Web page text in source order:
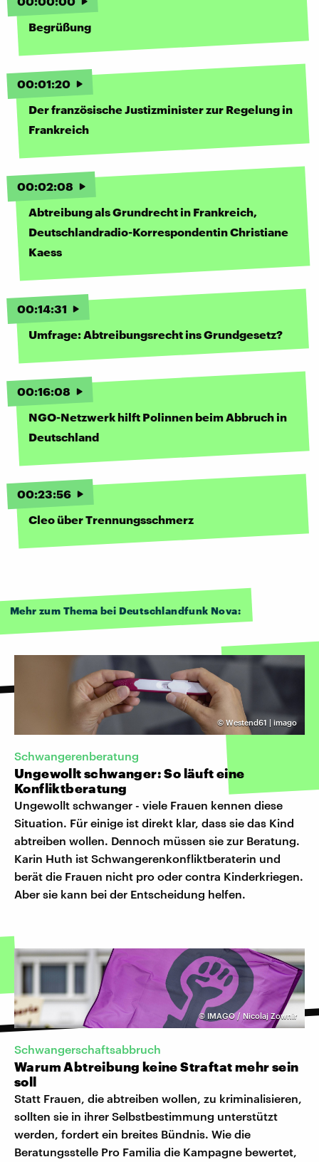
Begrüßung
00:01:20
Der französische Justizminister zur Regelung in
Frankreich
00:02:08
Abtreibung als Grundrecht in Frankreich,
Deutschlandradio-Korrespondentin Christiane
Kaess
00:14:31
Umfrage: Abtreibungsrecht ins Grundgesetz?
00:16:08
NGO-Netzwerk hilft Polinnen beim Abbruch in
Deutschland
00:23:56
Cleo über Trennungsschmerz
Mehr zum Thema bei Deutschlandfunk Nova:
© Westend61 | imago
Schwangerenberatung
Ungewollt schwanger: So läuft eine
Konfliktberatung
Ungewollt schwanger - viele Frauen kennen diese
Situation. Für einige ist direkt klar, dass sie das Kind
abtreiben wollen. Dennoch müssen sie zur Beratung.
Karin Huth ist Schwangerenkonfliktberaterin und
berät die Frauen nicht pro oder contra Kinderkriegen.
Aber sie kann bei der Entscheidung helfen.
© IMAGO / Nicolaj Zownir
Schwangerschaftsabbruch
Warum Abtreibung keine Straftat mehr sein
soll
Statt Frauen, die abtreiben wollen, zu kriminalisieren,
sollten sie in ihrer Selbstbestimmung unterstützt
werden, fordert ein breites Bündnis. Wie die
Beratungsstelle Pro Familia die Kampagne bewertet,